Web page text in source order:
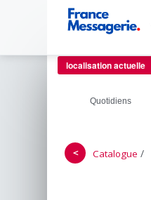
localisation actuelle
Quotidiens
＜ Catalogue /